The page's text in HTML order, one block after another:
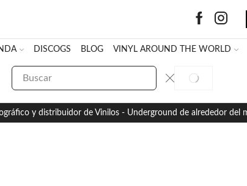
DISCOGS BLOG VINYL AROUND THE WORLD
SEARCH
INPUT
SEARCH
y distribuidor de Vinilos - Underground de alrededor del